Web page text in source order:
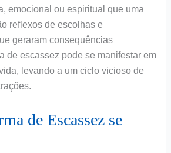
emocional ou espiritual que uma
reflexos de escolhas e
geraram consequências
de escassez pode se manifestar em
levando a um ciclo vicioso de
de Escassez se